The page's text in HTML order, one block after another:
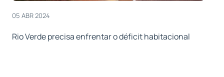
05 ABR 2024
Rio Verde precisa enfrentar o déficit habitacional